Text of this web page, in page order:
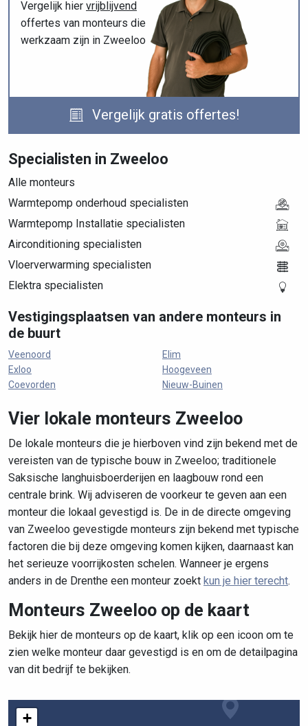
Vergelijk hier vrijblijvend
offertes van monteurs die
werkzaam zijn in Zweeloo
Vergelijk gratis offertes!
Specialisten in Zweeloo
Alle monteurs
Warmtepomp onderhoud specialisten
Warmtepomp Installatie specialisten
Airconditioning specialisten
Vloerverwarming specialisten
Elektra specialisten
Vestigingsplaatsen van andere monteurs in
de buurt
Veenoord
Exloo
Coevorden
Elim
Hoogeveen
Nieuw-Buinen
Vier lokale monteurs Zweeloo
De lokale monteurs die je hierboven vind zijn bekend met de
vereisten van de typische bouw in Zweeloo; traditionele
Saksische langhuisboerderijen en laagbouw rond een
centrale brink. Wij adviseren de voorkeur te geven aan een
monteur die lokaal gevestigd is. De in de directe omgeving
van Zweeloo gevestigde monteurs zijn bekend met typische
factoren die bij deze omgeving komen kijken, daarnaast kan
het serieuze voorrijkosten schelen. Wanneer je ergens
anders in de Drenthe een monteur zoekt kun je hier terecht.
Monteurs Zweeloo op de kaart
Bekijk hier de monteurs op de kaart, klik op een icoon om te
zien welke monteur daar gevestigd is en om de detailpagina
van dit bedrijf te bekijken.
+